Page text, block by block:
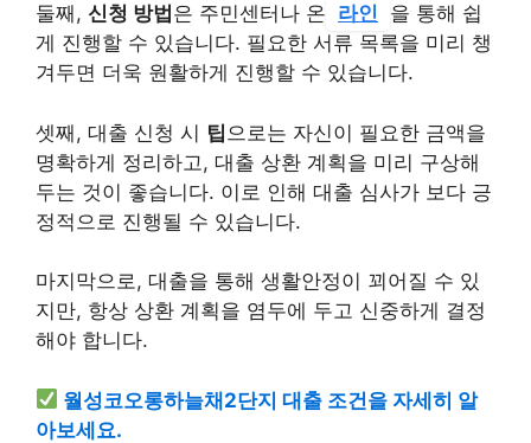
둘째, 신청 방법 은 주민센터나 온 라인
을 통해 쉽
게 진행할 수 있습니다. 필요한 서류 목록을 미리 챙
겨두면 더욱 원활하게 진행할 수 있습니다.
셋째, 대출 신청 시 팁 으로는 자신이 필요한 금액을
명확하게 정리하고, 대출 상환 계획을 미리 구상해
두는 것이 좋습니다. 이로 인해 대출 심사가 보다 긍
정적으로 진행될 수 있습니다.
마지막으로, 대출을 통해 생활안정이 꾀어질 수 있
지만, 항상 상환 계획을 염두에 두고 신중하게 결정
해야 합니다.
월성코오롱하늘채2단지 대출 조건을 자세히 알
아보세요.